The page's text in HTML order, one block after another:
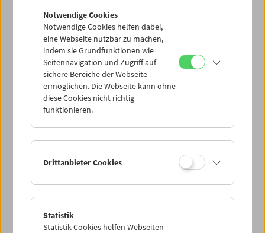
Notwendige Cookies
Notwendige Cookies helfen dabei,
eine Webseite nutzbar zu machen,
indem sie Grundfunktionen wie
Seitennavigation und Zugriff auf
sichere Bereiche der Webseite
ermöglichen. Die Webseite kann ohne
diese Cookies nicht richtig
funktionieren.
Drittanbieter Cookies
Statistik
Statistik-Cookies helfen Webseiten-